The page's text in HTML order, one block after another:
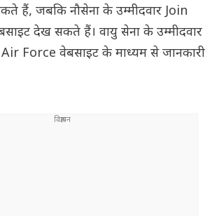
हैं, जबकि नौसेना के उम्मीदवार Join
देख सकते हैं। वायु सेना के उम्मीदवार
Force वेबसाइट के माध्यम से जानकारी